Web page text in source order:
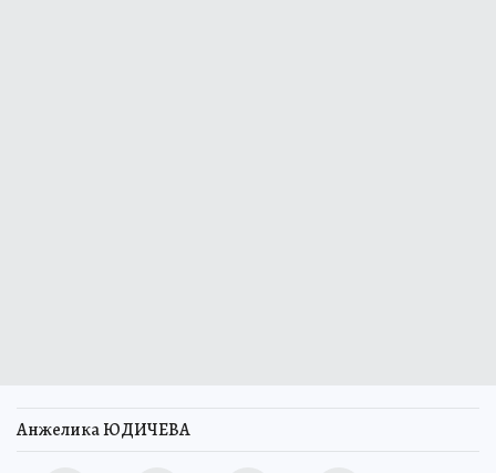
Анжелика ЮДИЧЕВА